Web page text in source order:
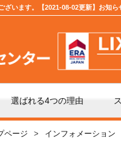
います。【2021-08-02更新】お知
選ばれる4つの理由
「仲介
ページ インフォメーション